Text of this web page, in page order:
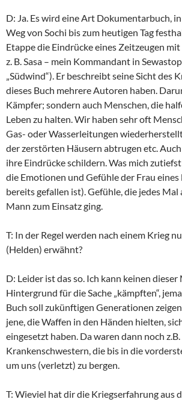
D: Ja. Es wird eine Art Dokumentarbuch,
Weg von Sochi bis zum heutigen Tag
Etappe die Eindrücke eines Zeitzeugen
z. B. Sasa – mein Kommandant in
„Südwind“). Er beschreibt seine Sicht des
dieses Buch mehrere Autoren haben.
Kämpfer; sondern auch Menschen, die
Leben zu halten. Wir haben sehr oft
Gas- oder Wasserleitungen
der zerstörten Häusern abtrugen etc.
ihre Eindrücke schildern. Was mich
die Emotionen und Gefühle der Frau eines
bereits gefallen ist). Gefühle, die jedes
Mann zum Einsatz ging.
T: In der Regel werden nach einem Krieg
(Helden) erwähnt?
D: Leider ist das so. Ich kann keinen dieser
Hintergrund für die Sache „kämpften“,
Buch soll zukünftigen Generationen
jene, die Waffen in den Händen hielten,
eingesetzt haben. Da waren dann noch
Krankenschwestern, die bis in die
um uns (verletzt) zu bergen.
T: Wieviel hat dir die Kriegserfahrung aus